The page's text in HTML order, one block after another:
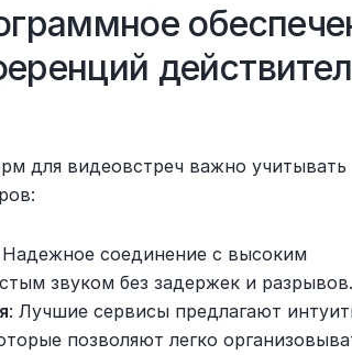
для видеовстреч важно учитывать
Надежное соединение с высоким
звуком без задержек и разрывов.
: Лучшие сервисы предлагают
позволяют легко